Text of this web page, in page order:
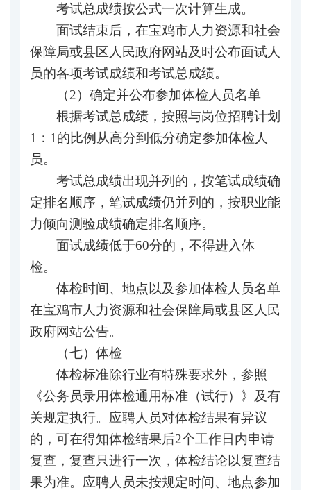
考试总成绩按公式一次计算生成。
面试结束后，在宝鸡市人力资源和社会
保障局或县区人民政府网站及时公布面试人
员的各项考试成绩和考试总成绩。
（2）确定并公布参加体检人员名单
根据考试总成绩，按照与岗位招聘计划
1：1的比例从高分到低分确定参加体检人
员。
考试总成绩出现并列的，按笔试成绩确
定排名顺序，笔试成绩仍并列的，按职业能
力倾向测验成绩确定排名顺序。
面试成绩低于60分的，不得进入体
检。
体检时间、地点以及参加体检人员名单
在宝鸡市人力资源和社会保障局或县区人民
政府网站公告。
（七）体检
体检标准除行业有特殊要求外，参照
《公务员录用体检通用标准（试行）》及有
关规定执行。应聘人员对体检结果有异议
的，可在得知体检结果后2个工作日内申请
复查，复查只进行一次，体检结论以复查结
果为准。应聘人员未按规定时间、地点参加